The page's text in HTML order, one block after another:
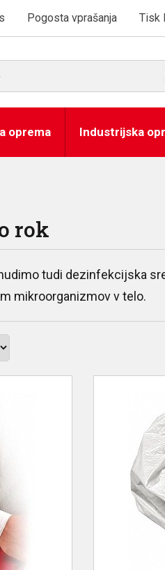
Pogosta vprašanja Tisk
oprema Industrijska
rok
tudi dezinfekcijska
mikroorganizmov v telo.